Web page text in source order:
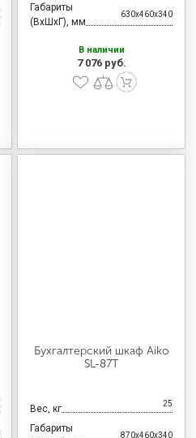
Габариты
(ВхШхГ), мм
630x460x340
В наличии
7 076 руб.
Бухгалтерский шкаф Aiko
SL-87Т
Вес, кг 25
Габариты
870x460x340